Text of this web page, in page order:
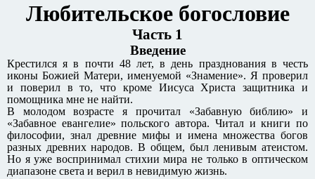
Любительское богословие
Часть 1
Введение
Крестился я в почти 48 лет, в день празднования в честь
иконы Божией Матери, именуемой «Знамение». Я проверил
и поверил в то, что кроме Иисуса Христа защитника и
помощника мне не найти.
В молодом возрасте я прочитал «Забавную библию» и
«Забавное евангелие» польского автора. Читал и книги по
философии, знал древние мифы и имена множества богов
разных древних народов. В общем, был ленивым атеистом.
Но я уже воспринимал стихии мира не только в оптическом
диапазоне света и верил в невидимую жизнь.